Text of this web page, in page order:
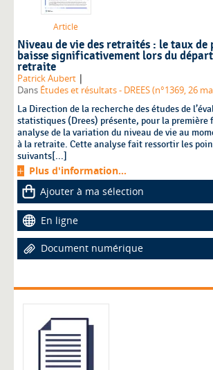
Article
Niveau de vie des retraités : le taux de
baisse significativement lors du
retraite
Patrick Aubert |
Dans Études et résultats - DREES (n°1369, 26
La Direction de la recherche des études de
statistiques (Drees) présente, pour la première
analyse de la variation du niveau de vie au
à la retraite. Cette analyse fait ressortir les
suivants[...]
Plus d'information...
Ajouter à ma sélection
En ligne
Document numérique